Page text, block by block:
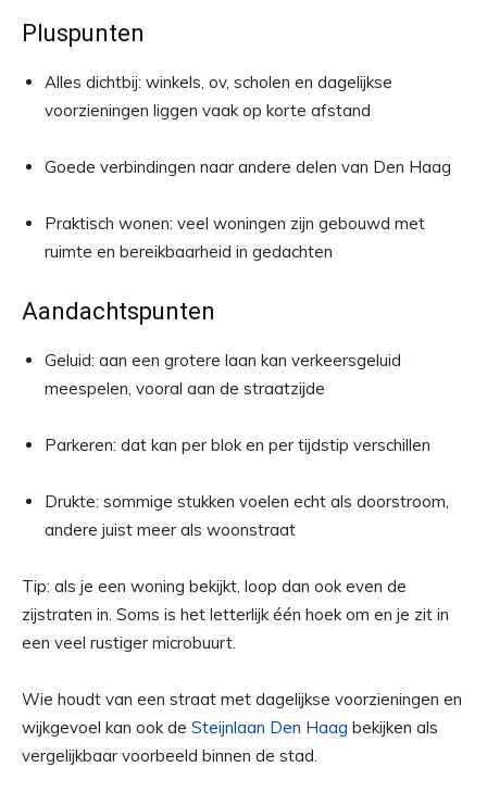
Pluspunten
Alles dichtbij: winkels, ov, scholen en dagelijkse
voorzieningen liggen vaak op korte afstand
Goede verbindingen naar andere delen van Den Haag
Praktisch wonen: veel woningen zijn gebouwd met
ruimte en bereikbaarheid in gedachten
Aandachtspunten
Geluid: aan een grotere laan kan verkeersgeluid
meespelen, vooral aan de straatzijde
Parkeren: dat kan per blok en per tijdstip verschillen
Drukte: sommige stukken voelen echt als doorstroom,
andere juist meer als woonstraat
Tip: als je een woning bekijkt, loop dan ook even de
zijstraten in. Soms is het letterlijk één hoek om en je zit in
een veel rustiger microbuurt.
Wie houdt van een straat met dagelijkse voorzieningen en
wijkgevoel kan ook de Steijnlaan Den Haag bekijken als
vergelijkbaar voorbeeld binnen de stad.